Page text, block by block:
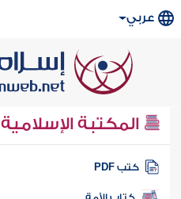
عربي
المكتبة الإسلامية
كتب PDF